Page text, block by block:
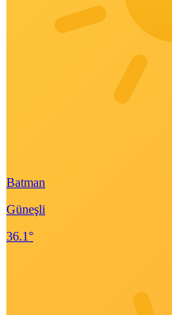
Batman
Güneşli
36.1°